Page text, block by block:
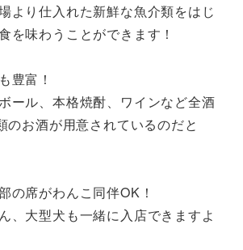
より仕入れた新鮮な魚介類をはじ
を味わうことができます！
豊富！
ール、本格焼酎、ワインなど全酒
のお酒が用意されているのだと
の席がわんこ同伴OK！
、大型犬も一緒に入店できますよ